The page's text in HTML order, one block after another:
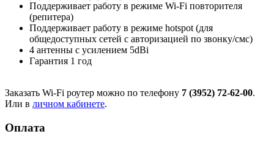
Поддерживает работу в режиме Wi-Fi повторителя
(репитера)
Поддерживает работу в режиме hotspot (для
общедоступных сетей с авторизацией по звонку/смс)
4 антенны с усилением 5dBi
Гарантия 1 год
Заказать Wi-Fi роутер можно по телефону 7 (3952) 72-62-00.
Или в личном кабинете.
Оплата